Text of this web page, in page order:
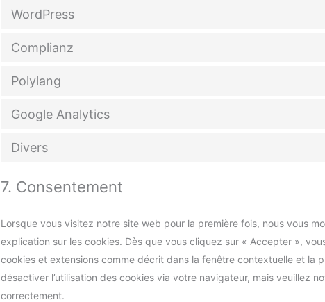
WordPress
Complianz
Polylang
Google Analytics
Divers
7. Consentement
Lorsque vous visitez notre site web pour la première fois, nous vous
explication sur les cookies. Dès que vous cliquez sur « Accepter »,
cookies et extensions comme décrit dans la fenêtre contextuelle et la
désactiver l’utilisation des cookies via votre navigateur, mais veuillez
correctement.